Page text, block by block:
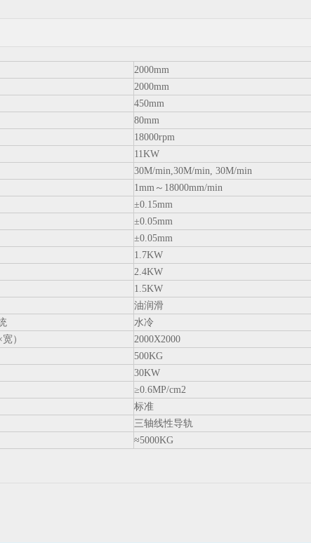
2000mm
2000mm
450mm
80mm
18000rpm
11KW
30M/min,30M/min, 30M/min
1mm～18000mm/min
±0.15mm
±0.05mm
±0.05mm
1.7KW
2.4KW
1.5KW
油润滑
水冷
）
2000X2000
500KG
30KW
≥0.6MP/cm2
标准
三轴线性导轨
≈5000KG